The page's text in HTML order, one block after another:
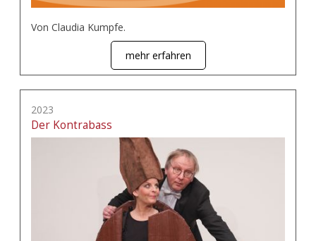
Von Claudia Kumpfe.
mehr erfahren
2023
Der Kontrabass